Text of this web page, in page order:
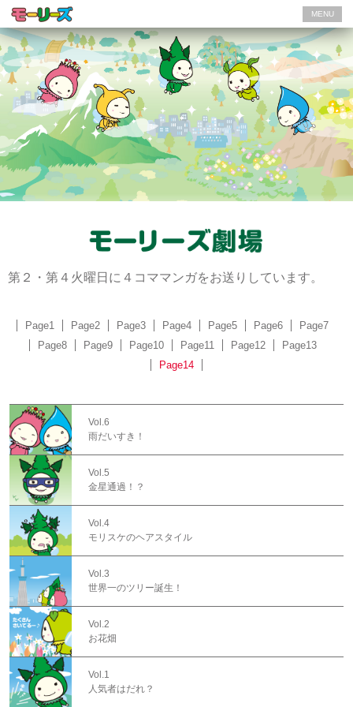
MENU
第２・第４火曜日に４コママンガをお送りしています。
Page1 Page2 Page3 Page4 Page5 Page6
Page7
Page8
Page9 Page10 Page11 Page12
Page13
Page14
Vol.6
雨だいすき！
Vol.5
金星通過！？
Vol.4
モリスケのヘアスタイル
Vol.3
世界一のツリー誕生！
Vol.2
お花畑
Vol.1
人気者はだれ？